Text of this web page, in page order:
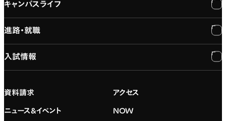
学長メッセージ
大学概要と組織図
建学の精神
デジタルハリウッド校友会
学部紹介
専門：3DCG・VFX
専門：ゲーム・プログラミング
専門：グラフィックデザイン
キャンパスライフ
キャンパスライフ
施設紹介
進路・就職
進路・就職
就職実績
入試情報
アドミッション・ポリシー
資料請求 アクセス
ニュース&イベント NOW